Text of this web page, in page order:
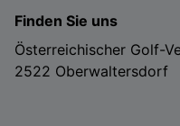
Finden Sie uns
Österreichischer Golf-
2522 Oberwaltersdorf